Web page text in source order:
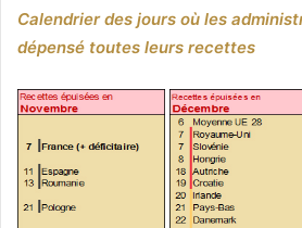
Calendrier des jours où les
dépensé toutes leurs recettes